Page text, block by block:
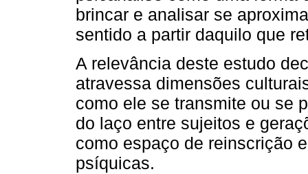
brincar e analisar se
sentido a partir daquilo que
A relevância deste estudo
atravessa dimensões
como ele se transmite ou se
do laço entre sujeitos e
como espaço de reinscrição
psíquicas.